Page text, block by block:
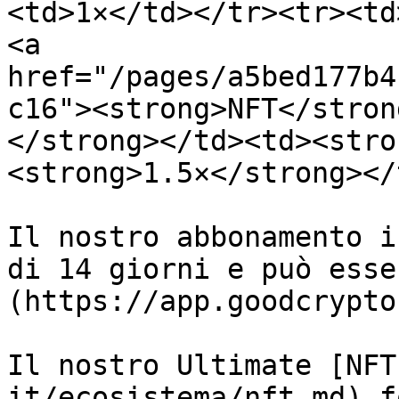
<td>1×</td></
<a
href="/pages/
c16"><strong>NFT</
</strong></
<strong>1.5×</
Il nostro abbonamento
di 14 giorni e può
(https://
Il nostro Ultimate